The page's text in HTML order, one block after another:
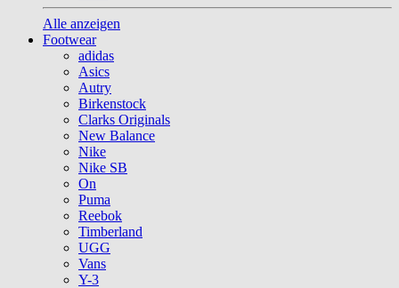
Alle anzeigen
Footwear
adidas
Asics
Autry
Birkenstock
Clarks Originals
New Balance
Nike
Nike SB
On
Puma
Reebok
Timberland
UGG
Vans
Y-3